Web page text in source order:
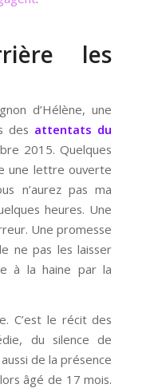
les
d’Hélène, une
des attentats du
2015. Quelques
une lettre ouverte
n’aurez pas ma
heures. Une
Une promesse
ne pas les laisser
à la haine par la
C’est le récit des
du silence de
de la présence
âgé de 17 mois.